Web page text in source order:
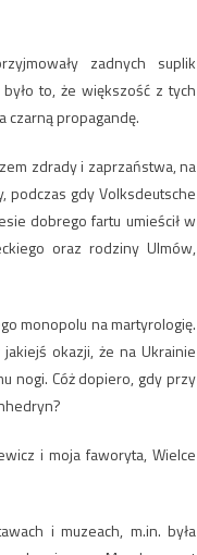
zadnych suplik
to, że większość z tych
czarną propagandę.
zdrady i zaprzaństwa, na
podczas gdy Volksdeutsche
dobrego fartu umieścił w
oraz rodziny Ulmów,
monopolu na martyrologię.
okazji, że na Ukrainie
nogi. Cóż dopiero, gdy przy
i moja faworyta, Wielce
i muzeach, m.in. była